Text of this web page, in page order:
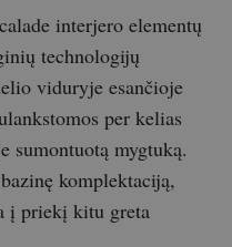
interjero elementų
technologijų
viduryje esančioje
per kelias
sumontuotą mygtuką.
komplektaciją,
į priekį kitu greta